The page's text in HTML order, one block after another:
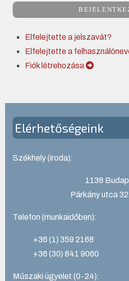
Elfelejtette a jelszavát?
Elfelejtette a
Fiók létrehozása
Elérhetőségeink
Székhely (iroda):
1138
Párkány utca
Telefon (munkaidőben):
+36 (1) 359 2168
+36 (30) 841 9060
Műszaki ügyelet (0-24):